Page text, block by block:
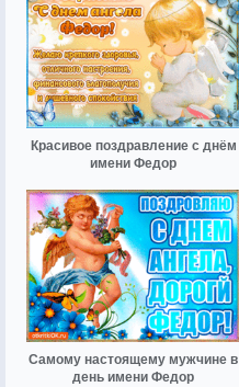
Красивое поздравление с днём
имени Федор
Самому настоящему мужчине в
день имени Федор